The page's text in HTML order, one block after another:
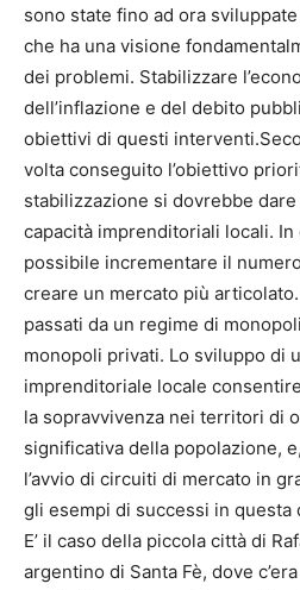
sono state fino ad ora
che ha una visione
dei problemi. Stabilizzare
dell’inflazione e del debito
obiettivi di questi
volta conseguito l’obiettivo
stabilizzazione si dovrebbe
capacità imprenditoriali locali.
possibile incrementare il
creare un mercato più
passati da un regime di
monopoli privati. Lo sviluppo di
imprenditoriale locale
la sopravvivenza nei territori di
significativa della popolazione,
l’avvio di circuiti di mercato in
gli esempi di successi in questa
E’ il caso della piccola città di
argentino di Santa Fè, dove